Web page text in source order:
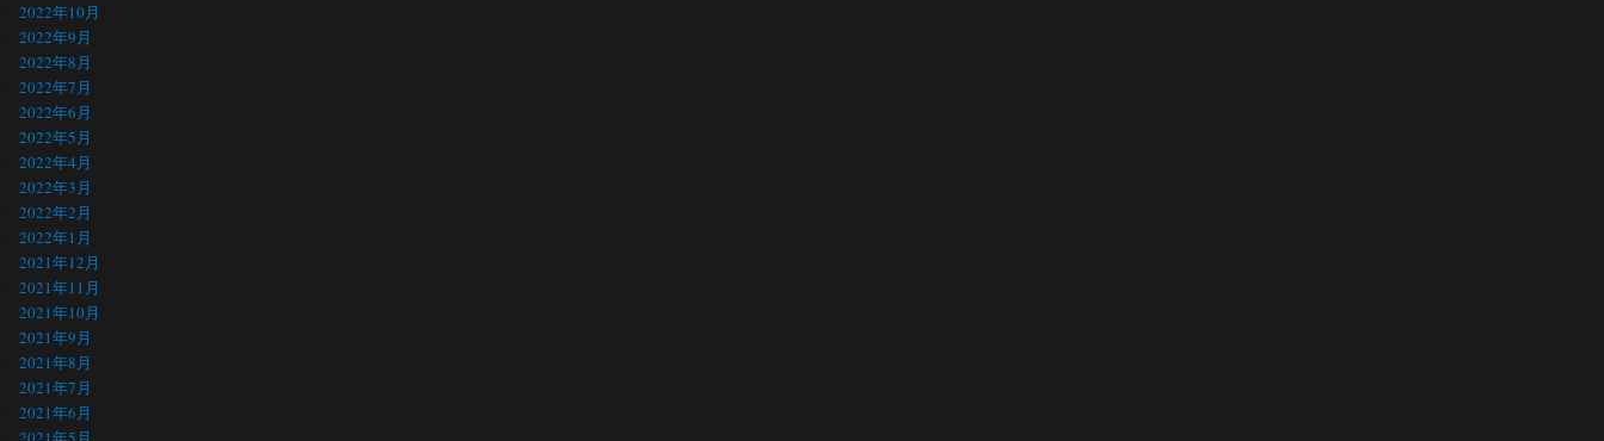
2022年10月
2022年9月
2022年8月
2022年7月
2022年6月
2022年5月
2022年4月
2022年3月
2022年2月
2022年1月
2021年12月
2021年11月
2021年10月
2021年9月
2021年8月
2021年7月
2021年6月